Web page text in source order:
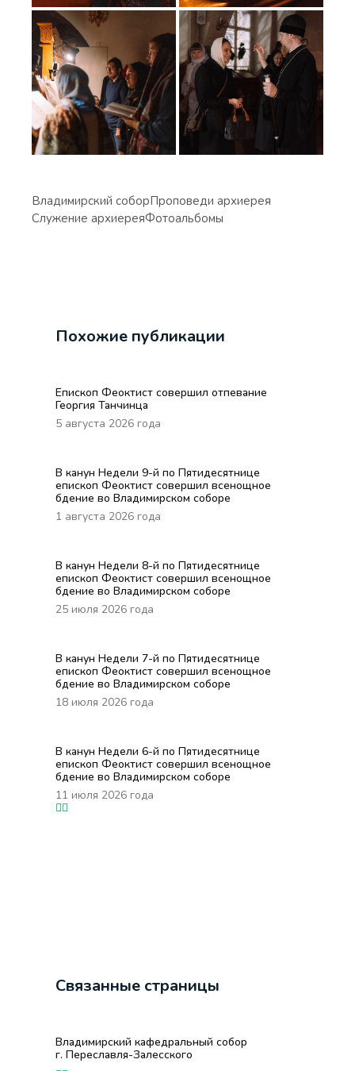
Владимирский соборПроповеди архиерея
Служение архиереяФотоальбомы
Похожие публикации
Епископ Феоктист совершил отпевание
Георгия Танчинца
5 августа 2026 года
В канун Недели 9-й по Пятидесятнице
епископ Феоктист совершил всенощное
бдение во Владимирском соборе
1 августа 2026 года
В канун Недели 8-й по Пятидесятнице
епископ Феоктист совершил всенощное
бдение во Владимирском соборе
25 июля 2026 года
В канун Недели 7-й по Пятидесятнице
епископ Феоктист совершил всенощное
бдение во Владимирском соборе
18 июля 2026 года
В канун Недели 6-й по Пятидесятнице
епископ Феоктист совершил всенощное
бдение во Владимирском соборе
11 июля 2026 года
Связанные страницы
Владимирский кафедральный собор
г. Переславля-Залесского